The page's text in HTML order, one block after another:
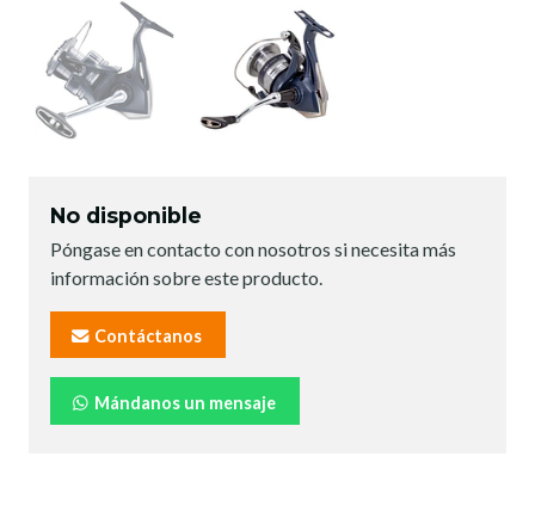
No disponible
Póngase en contacto con nosotros si necesita más
información sobre este producto.
Contáctanos
Mándanos un mensaje